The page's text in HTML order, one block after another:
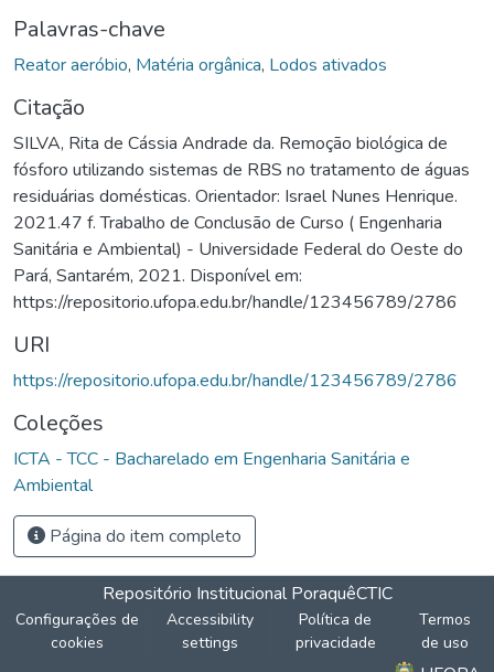
Palavras-chave
Reator aeróbio, Matéria orgânica, Lodos ativados
Citação
SILVA, Rita de Cássia Andrade da. Remoção biológica de
fósforo utilizando sistemas de RBS no tratamento de águas
residuárias domésticas. Orientador: Israel Nunes Henrique.
2021.47 f. Trabalho de Conclusão de Curso ( Engenharia
Sanitária e Ambiental) - Universidade Federal do Oeste do
Pará, Santarém, 2021. Disponível em:
https://repositorio.ufopa.edu.br/handle/123456789/2786
URI
https://repositorio.ufopa.edu.br/handle/123456789/2786
Coleções
ICTA - TCC - Bacharelado em Engenharia Sanitária e
Ambiental
Página do item completo
Repositório Institucional PoraquêCTIC
Configurações de
cookies
Accessibility
settings
Política de
privacidade
Termos
de uso